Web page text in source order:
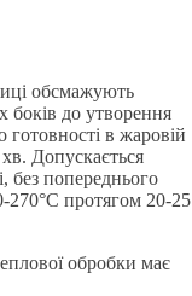
обсмажують
бокiв до утворення
готовностi в жаровiй
Допускається
попереднього
протягом 20-25
обробки має